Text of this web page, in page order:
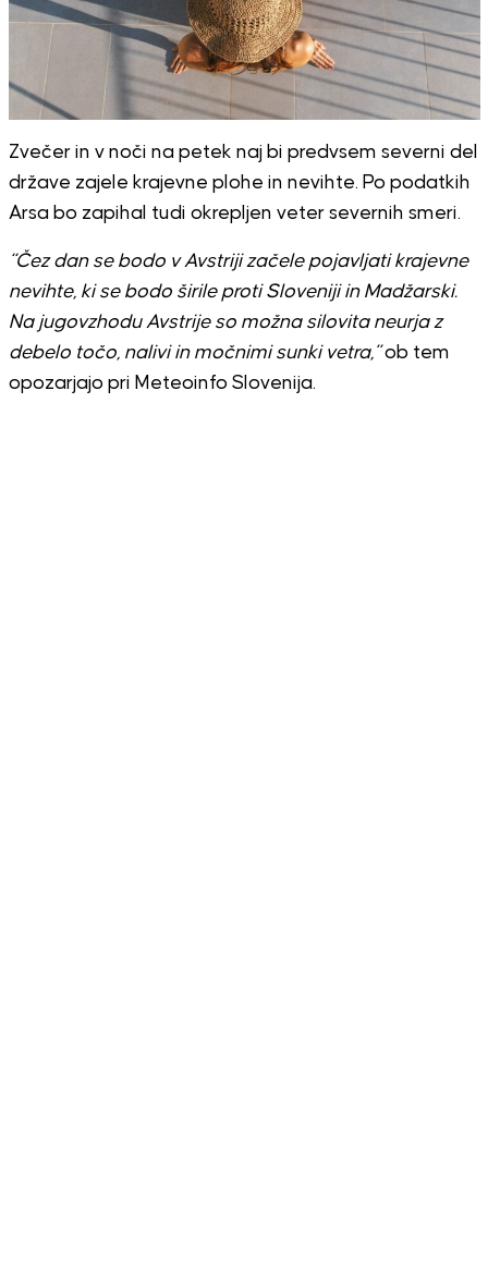
Zvečer in v noči na petek naj bi predvsem severni del
države zajele krajevne plohe in nevihte. Po podatkih
Arsa bo zapihal tudi okrepljen veter severnih smeri.
“Čez dan se bodo v Avstriji začele pojavljati krajevne
nevihte, ki se bodo širile proti Sloveniji in Madžarski.
Na jugovzhodu Avstrije so možna silovita neurja z
debelo točo, nalivi in močnimi sunki vetra,”ob tem
opozarjajo pri Meteoinfo Slovenija.